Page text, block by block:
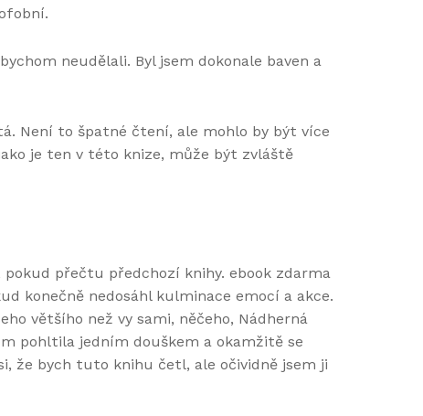
neudělali. Byl jsem dokonale baven a
Není to špatné čtení, ale mohlo by být více
je ten v této knize, může být zvláště
přečtu předchozí knihy. ebook zdarma
konečně nedosáhl kulminace emocí a akce.
většího než vy sami, něčeho, Nádherná
pohltila jedním douškem a okamžitě se
že bych tuto knihu četl, ale očividně jsem ji